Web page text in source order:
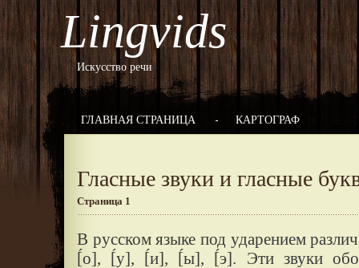
Lingvids
Искусство речи
ГЛАВНАЯ СТРАНИЦА КАРТОГРАФ
Гласные звуки и гласные
Страница 1
В русском языке под ударением
[́о], [́у], [́и], [́ы], [́э]. Эти звуки